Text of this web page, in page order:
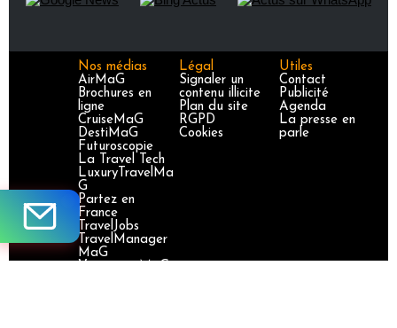
Nos médias
AirMaG
Brochures en
ligne
CruiseMaG
DestiMaG
Futuroscopie
La Travel Tech
LuxuryTravelMa
G
Partez en
France
TravelJobs
TravelManager
MaG
Légal
Signaler un
contenu illicite
Plan du site
RGPD
Cookies
Utiles
Contact
Publicité
Agenda
La presse en
parle